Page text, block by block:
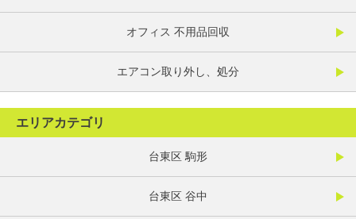
オフィス 不用品回収
エアコン取り外し、処分
エリアカテゴリ
台東区 駒形
台東区 谷中